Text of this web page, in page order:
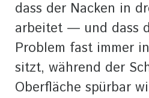
dass der Nacken in
arbeitet — und dass
Problem fast immer
sitzt, während der
Oberfläche spürbar